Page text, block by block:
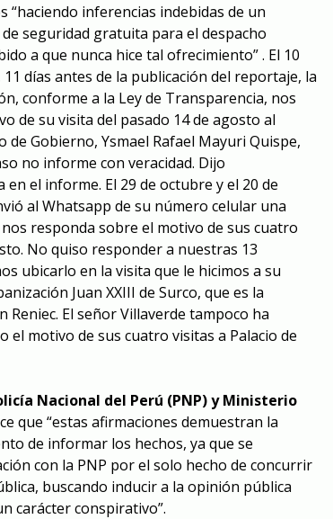
“haciendo inferencias indebidas de un
seguridad gratuita para el despacho
a que nunca hice tal ofrecimiento” . El 10
días antes de la publicación del reportaje, la
conforme a la Ley de Transparencia, nos
de su visita del pasado 14 de agosto al
Gobierno, Ysmael Rafael Mayuri Quispe,
no informe con veracidad. Dijo
el informe. El 29 de octubre y el 20 de
al Whatsapp de su número celular una
responda sobre el motivo de sus cuatro
No quiso responder a nuestras 13
ubicarlo en la visita que le hicimos a su
Juan XXIII de Surco, que es la
El señor Villaverde tampoco ha
el motivo de sus cuatro visitas a Palacio de
Nacional del Perú (PNP) y Ministerio
que “estas afirmaciones demuestran la
de informar los hechos, ya que se
con la PNP por el solo hecho de concurrir
buscando inducir a la opinión pública
carácter conspirativo”.